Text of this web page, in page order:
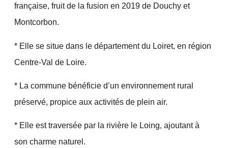
française, fruit de la fusion en 2019 de Douchy et
Montcorbon.
* Elle se situe dans le département du Loiret, en région
Centre-Val de Loire.
* La commune bénéficie d’un environnement rural
préservé, propice aux activités de plein air.
* Elle est traversée par la rivière le Loing, ajoutant à
son charme naturel.